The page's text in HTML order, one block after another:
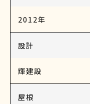
2012年
設計
輝建設
屋根